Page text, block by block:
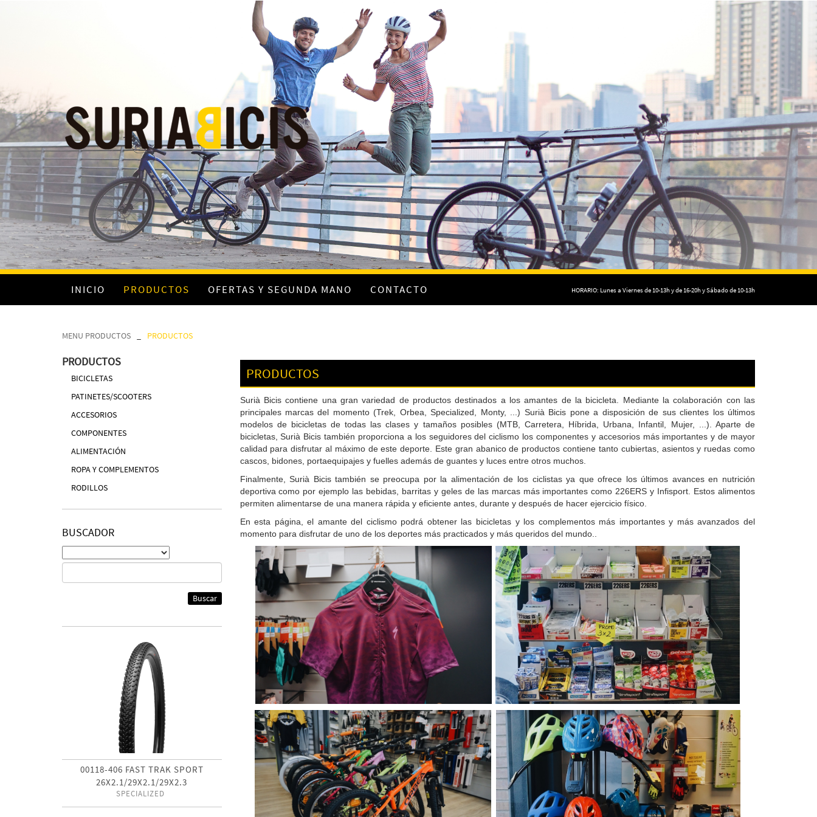
INICIO PRODUCTOS OFERTAS Y SEGUNDA MANO CONTACTO HORARIO: Lunes a Viernes de 10-13h y de 16-20h y Sábado de 10-13h
MENU PRODUCTOS PRODUCTOS
PRODUCTOS
BICICLETAS
PATINETES/SCOOTERS
ACCESORIOS
COMPONENTES
ALIMENTACIÓN
ROPA Y COMPLEMENTOS
RODILLOS
BUSCADOR
Buscar
00118-406 FAST TRAK SPORT
26X2.1/29X2.1/29X2.3
SPECIALIZED
PRODUCTOS
Surià Bicis contiene una gran variedad de productos destinados a los amantes de la bicicleta. Mediante la colaboración con las
principales marcas del momento (Trek, Orbea, Specialized, Monty, ...) Surià Bicis pone a disposición de sus clientes los últimos
modelos de bicicletas de todas las clases y tamaños posibles (MTB, Carretera, Híbrida, Urbana, Infantil, Mujer, ...). Aparte de
bicicletas, Surià Bicis también proporciona a los seguidores del ciclismo los componentes y accesorios más importantes y de mayor
calidad para disfrutar al máximo de este deporte. Este gran abanico de productos contiene tanto cubiertas, asientos y ruedas como
cascos, bidones, portaequipajes y fuelles además de guantes y luces entre otros muchos.
Finalmente, Surià Bicis también se preocupa por la alimentación de los ciclistas ya que ofrece los últimos avances en nutrición
deportiva como por ejemplo las bebidas, barritas y geles de las marcas más importantes como 226ERS y Infisport. Estos alimentos
permiten alimentarse de una manera rápida y eficiente antes, durante y después de hacer ejercicio físico.
En esta página, el amante del ciclismo podrá obtener las bicicletas y los complementos más importantes y más avanzados del
momento para disfrutar de uno de los deportes más practicados y más queridos del mundo..